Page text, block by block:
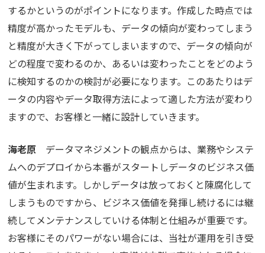
するかというのがポイントになります。作成した時点では
精度が高かったモデルも、データの傾向が変わってしまう
と精度が大きく下がってしまいますので、データの傾向が
どの程度で変わるのか、あるいは変わったことをどのよう
に検知するのかの検討が必要になります。このあたりはデ
ータの内容やデータ取得方法によって適した方法が変わり
ますので、お客様と一緒に設計していきます。
海老原 データマネジメントの観点からは、業務やシステ
ムへのデプロイから本番がスタートしデータのビジネス価
値が生まれます。しかしデータは放っておくと陳腐化して
しまうものですから、ビジネス価値を発揮し続けるには継
続してメンテナンスしていける体制と仕組みが重要です。
お客様にそのパワーがない場合には、当社が運用を引き受